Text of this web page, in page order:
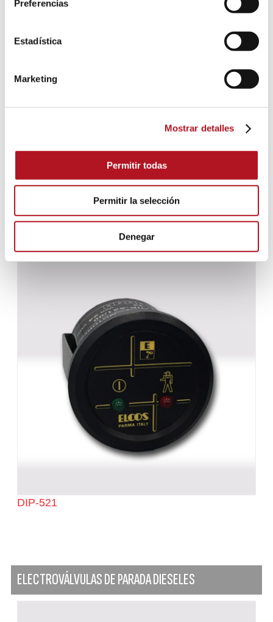
Preferencias
Estadística
Marketing
Mostrar detalles
Permitir todas
Permitir la selección
Denegar
DIP-521
ELECTROVÁLVULAS DE PARADA DIESELES